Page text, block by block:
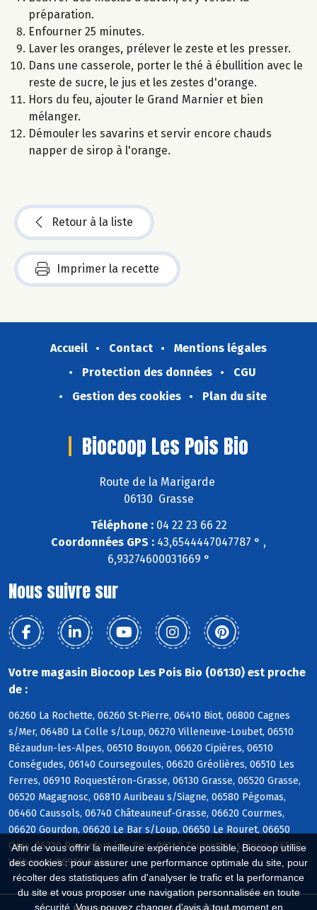
Afin de vous offrir la meilleure expérience possible, Biocoop utilise
des cookies : pour assurer une performance optimale du site, pour
récolter des statistiques afin d'analyser le trafic et la performance
du site et vous proposer une navigation personnalisée en toute
sécurité. Vous pouvez changer d'avis à tout moment en
préparation.
Enfourner 25 minutes.
Laver les oranges, prélever le zeste et les presser.
Dans une casserole, porter le thé à ébullition avec le
reste de sucre, le jus et les zestes d'orange.
Hors du feu, ajouter le Grand Marnier et bien
mélanger.
Démouler les savarins et servir encore chauds
napper de sirop à l'orange.
Retour à la liste
Imprimer la recette
Accueil Contact
Mentions légales
Protection des données
CGU
Gestion des cookies
Plan du site
Biocoop Les Pois Bio
Route de la Marigarde
06130 Grasse
Téléphone :04 22 23 66 22
Coordonnées GPS : 43,6544447047787 ° ,
6,93274600031669 °
Nous suivre sur
Votre magasin Biocoop Les Pois Bio (06130) est proche
de :
06260 La Rochette, 06260 St-Pierre, 06410 Biot, 06800 Cagnes
s/Mer, 06480 La Colle s/Loup, 06270 Villeneuve-Loubet, 06510
Bézaudun-les-Alpes, 06510 Bouyon, 06620 Cipières, 06510
Conségudes, 06140 Coursegoules, 06620 Gréolières, 06510 Les
Ferres, 06910 Roquestéron-Grasse, 06130 Grasse, 06520 Grasse,
06520 Magagnosc, 06810 Auribeau s/Siagne, 06580 Pégomas,
06460 Caussols, 06740 Châteauneuf-Grasse, 06620 Courmes,
06620 Gourdon, 06620 Le Bar s/Loup, 06650 Le Rouret, 06650
Opio, 06330 Roquefort-les-Pins, 06140 Tourrettes s/Loup, 06560
Valbonne, 06910 Aiglun